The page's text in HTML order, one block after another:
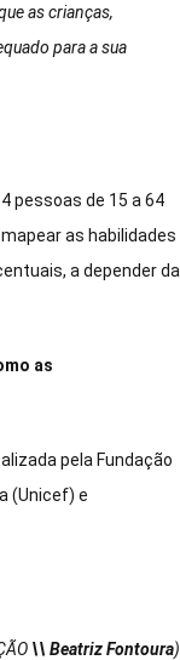
as crianças,
para a sua
pessoas de 15 a 64
as habilidades
a depender da
as
pela Fundação
(Unicef) e
\\ Beatriz Fontoura)